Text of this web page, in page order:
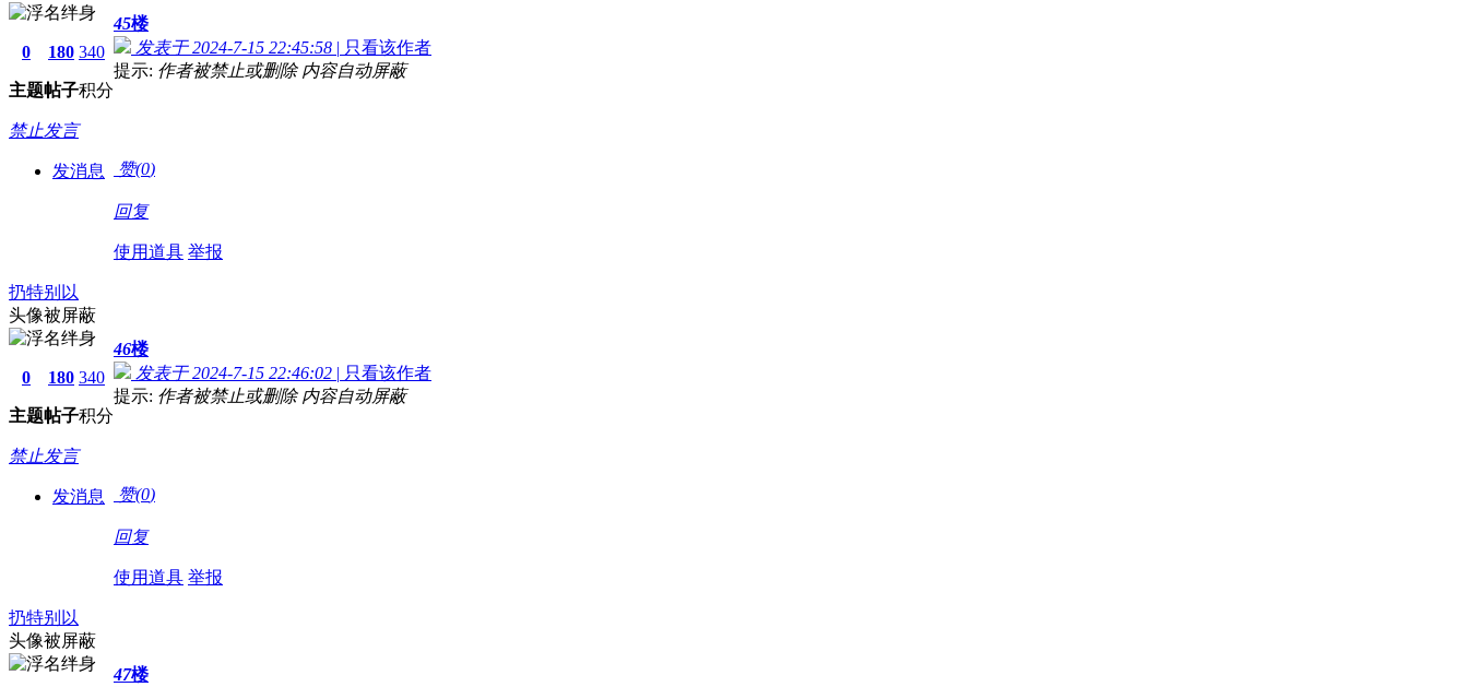
0
主题
180
帖子
340
积分
禁止发言
发消息
45楼
发表于 2024-7-15 22:45:58 | 只看该作者
提示: 作者被禁止或删除 内容自动屏蔽
赞(0)
回复
使用道具 举报
扔特别以
头像被屏蔽
0
主题
180
帖子
340
积分
禁止发言
发消息
46楼
发表于 2024-7-15 22:46:02 | 只看该作者
提示: 作者被禁止或删除 内容自动屏蔽
赞(0)
回复
使用道具 举报
扔特别以
头像被屏蔽
47楼